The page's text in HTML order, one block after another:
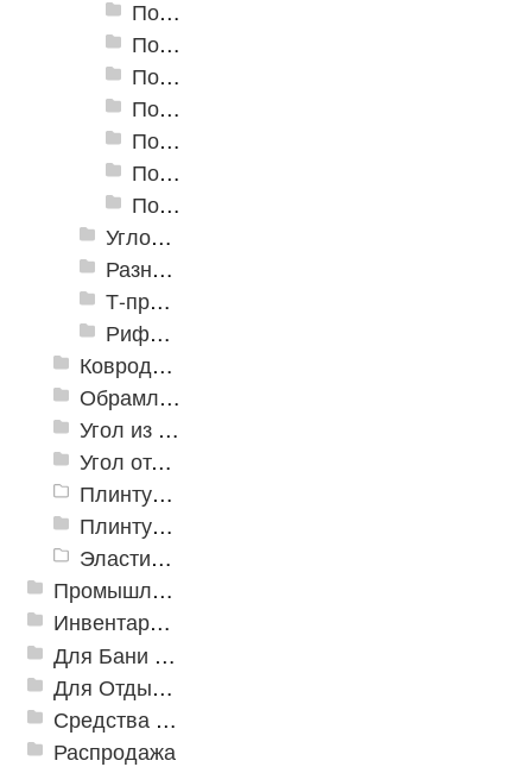
Пороги алюминиевые А-30 30х5 мм (открытый крепеж)
Пороги алюминиевые А-39 39х5,4 мм (открытый крепеж)
Пороги алюминиевые А-45 45х4,4 мм (открытый крепеж)
Пороги алюминиевые B-1 30х4,2 мм (скрытый крепеж)
Пороги алюминиевые B-2 37х4,4 мм (скрытый крепеж)
Пороги алюминиевые B-4 41х6-13 мм (скрытый крепеж)
Пороги алюминиевые B-5 80х4,6 мм (скрытый крепеж)
Угловые алюминиевые пороги
Разноуровневые алюминиевые профили
Т-профиль
Рифленые алюминиевые листы и углы квинтет
Ковродержатели
Обрамление
Угол из ПВХ
Угол отделочный арочный
Плинтус для столешниц
Плинтусы «KronPlast»
Эластичный напольно-стыковочный профиль Cezar
Промышленный текстиль
Инвентарь для клининга
Для Бани и Сауны
Для Отдыха и Пикника
Средства от насекомых и садовых вредителей
Распродажа